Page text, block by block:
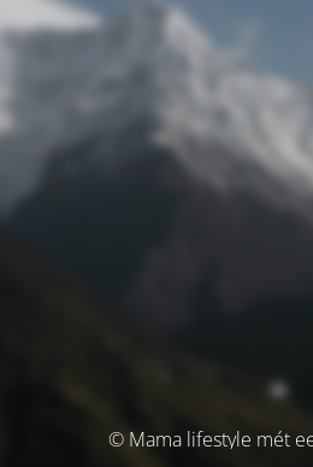
© Mama lifestyle mét